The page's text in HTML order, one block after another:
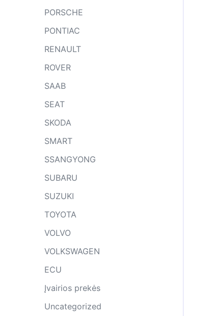
PORSCHE
PONTIAC
RENAULT
ROVER
SAAB
SEAT
SKODA
SMART
SSANGYONG
SUBARU
SUZUKI
TOYOTA
VOLVO
VOLKSWAGEN
ECU
Įvairios prekės
Uncategorized